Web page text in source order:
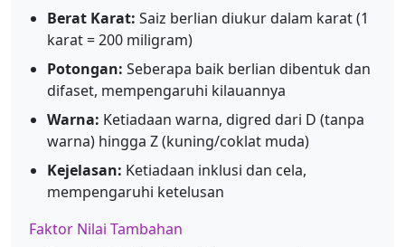
Berat Karat: Saiz berlian diukur dalam karat (1
karat = 200 miligram)
Potongan: Seberapa baik berlian dibentuk dan
difaset, mempengaruhi kilauannya
Warna: Ketiadaan warna, digred dari D (tanpa
warna) hingga Z (kuning/coklat muda)
Kejelasan: Ketiadaan inklusi dan cela,
mempengaruhi ketelusan
Faktor Nilai Tambahan